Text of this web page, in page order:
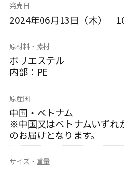
発売日
2024年06月13日（木）
原材料・素材
ポリエステル
内部：PE
原産国
中国・ベトナム
※中国又はベトナムいずれ
のお届けとなります。
サイズ・重量